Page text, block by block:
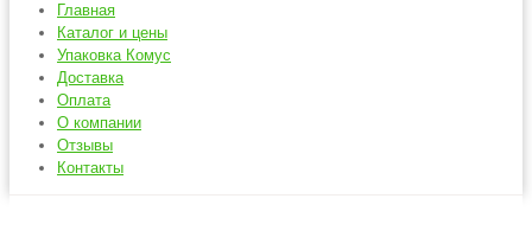
Главная
Каталог и цены
Упаковка Комус
Доставка
Оплата
О компании
Отзывы
Контакты